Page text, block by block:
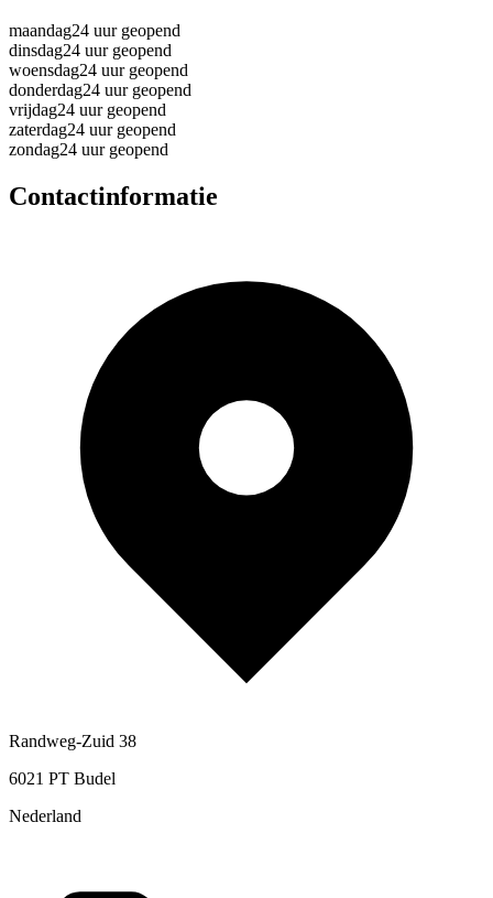
maandag24 uur geopend
dinsdag24 uur geopend
woensdag24 uur geopend
donderdag24 uur geopend
vrijdag24 uur geopend
zaterdag24 uur geopend
zondag24 uur geopend
Contactinformatie
Randweg-Zuid 38
6021 PT Budel
Nederland